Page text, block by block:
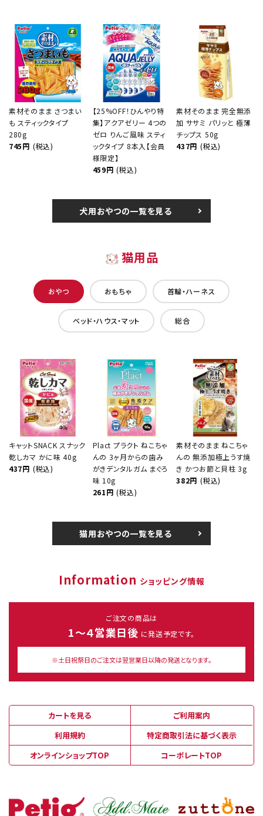
素材そのまま さつまい
も スティックタイプ
280g
745円 (税込)
【25%OFF！ひんやり特
集】アクアゼリー 4つの
ゼロ りんご風味 スティ
ックタイプ 8本入【会員
様限定】
459円 (税込)
素材そのまま 完全無添
加 ササミ パリッと 極薄
チップス 50g
437円 (税込)
犬用おやつの一覧を見る
猫用品
おやつ おもちゃ 首輪・ハーネス
ベッド・ハウス・マット 総合
キャットSNACK スナック
乾しカマ かに味 40g
437円 (税込)
Plact プラクト ねこちゃ
んの 3ヶ月からの歯み
がきデンタルガム まぐろ
味 10g
261円 (税込)
素材そのまま ねこちゃ
んの 無添加極上うす焼
き かつお節と貝柱 3g
382円 (税込)
猫用おやつの一覧を見る
Information ショッピング情報
ご注文の商品は
1～４営業日後 に発送予定です。
※土日祝祭日のご注文は翌営業日以降の発送となります。
カートを見る
ご利用案内
利用規約
特定商取引法に基づく表示
オンラインショップTOP
コーポレートTOP